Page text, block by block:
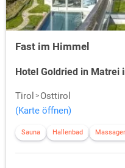
Fast im Himmel
Hotel Goldried in Matrei
Tirol
Osttirol
(Karte öffnen)
Sauna Hallenbad